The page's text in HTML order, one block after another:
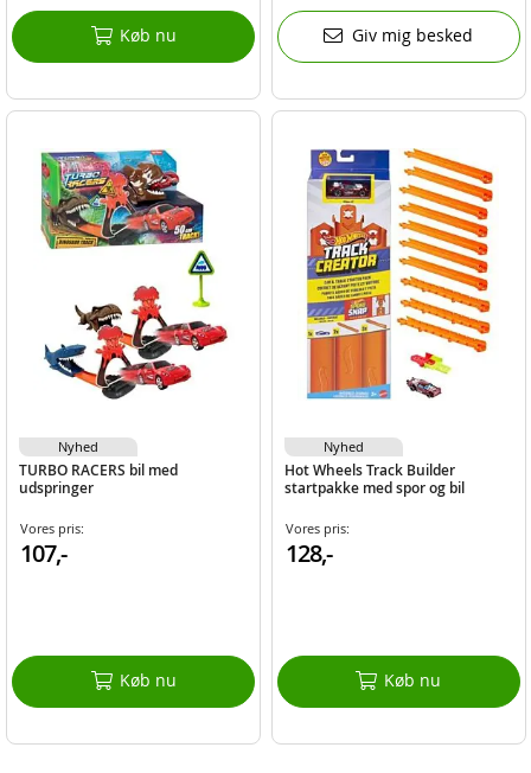
Køb nu Giv mig besked
TURBO RACERS bil med
udspringer
Vores pris:
107,-
Køb nu
Nyhed
Hot Wheels Track Builder
startpakke med spor og bil
Vores pris:
128,-
Køb nu
Nyhed